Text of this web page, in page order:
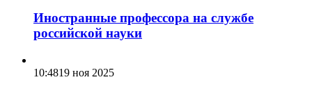
Иностранные профессора на службе
российской науки
10:4819 ноя 2025